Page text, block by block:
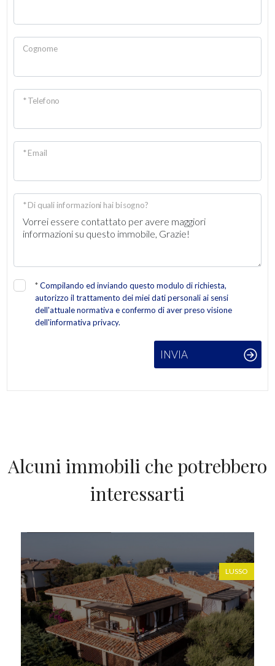
Cognome
* Telefono
* Email
* Di quali informazioni hai bisogno?
*Compilando ed inviando questo modulo di richiesta,
autorizzo il trattamento dei miei dati personali ai sensi
dell'attuale normativa e confermo di aver preso visione
dell'informativa privacy.
INVIA
Alcuni immobili che potrebbero
interessarti
LUSSO